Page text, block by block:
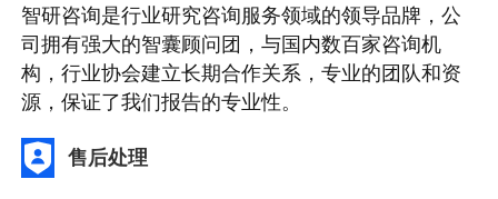
智研咨询是行业研究咨询服务领域的领导品牌，公
司拥有强大的智囊顾问团，与国内数百家咨询机
构，行业协会建立长期合作关系，专业的团队和资
源，保证了我们报告的专业性。
售后处理